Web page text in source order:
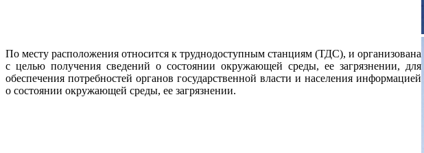
По месту расположения относится к труднодоступным станциям (ТДС), и организована
с целью получения сведений о состоянии окружающей среды, ее загрязнении, для
обеспечения потребностей органов государственной власти и населения информацией
о состоянии окружающей среды, ее загрязнении.